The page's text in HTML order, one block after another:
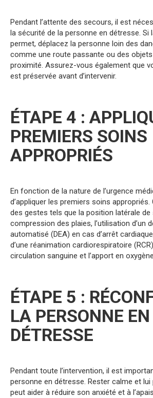
Pendant l’attente des secours, il est
la sécurité de la personne en détresse. Si
permet, déplacez la personne loin des
comme une route passante ou des
proximité. Assurez-vous également que
est préservée avant d’intervenir.
ÉTAPE 4 :
PREMIERS SOINS
APPROPRIÉS
En fonction de la nature de l’urgence
d’appliquer les premiers soins appropriés.
des gestes tels que la position latérale de
compression des plaies, l’utilisation d’un
automatisé (DEA) en cas d’arrêt
d’une réanimation cardiorespiratoire
circulation sanguine et l’apport en
ÉTAPE 5 :
LA PERSONNE EN
DÉTRESSE
Pendant toute l’intervention, il est
personne en détresse. Rester calme et
peut aider à réduire son anxiété et à